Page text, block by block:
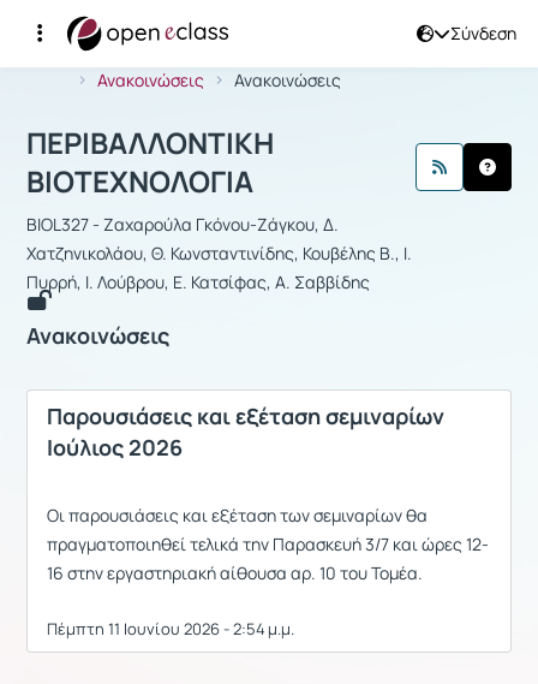
Σύνδεση
Αρχική Σελίδα
Ανακοινώσεις
Ανακοινώσεις
Μάθημα : ΠΕΡΙΒΑΛΛΟΝΤΙΚΗ
ΠΕΡΙΒΑΛΛΟΝΤΙΚΗ
ΒΙΟΤΕΧΝΟΛΟΓΙΑ
BIOL327 - Ζαχαρούλα Γκόνου-Ζάγκου, Δ.
Χατζηνικολάου, Θ. Κωνσταντινίδης, Κουβέλης Β., Ι.
Πυρρή, Ι. Λούβρου, Ε. Κατσίφας, Α. Σαββίδης
Ανακοινώσεις
Παρουσιάσεις και εξέταση σεμιναρίων
Ιούλιος 2026
Οι παρουσιάσεις και εξέταση των σεμιναρίων θα
πραγματοποιηθεί τελικά την Παρασκευή 3/7 και ώρες 12-
16 στην εργαστηριακή αίθουσα αρ. 10 του Τομέα.
Πέμπτη 11 Ιουνίου 2026 - 2:54 μ.μ.